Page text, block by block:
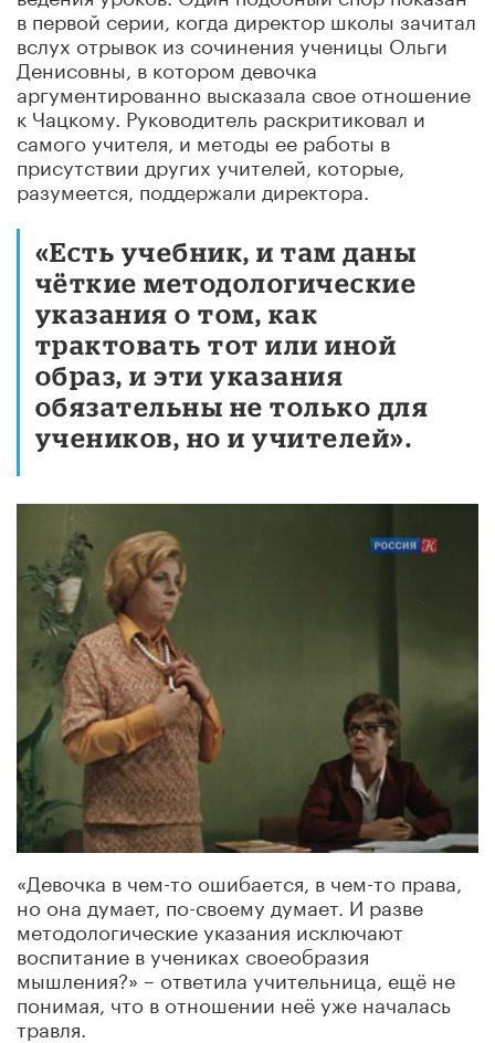
в первой серии, когда директор школы зачитал
вслух отрывок из сочинения ученицы Ольги
Денисовны, в котором девочка
аргументированно высказала свое отношение
к Чацкому. Руководитель раскритиковал и
самого учителя, и методы ее работы в
присутствии других учителей, которые,
разумеется, поддержали директора.
«Есть учебник, и там даны
чёткие методологические
указания о том, как
трактовать тот или иной
образ, и эти указания
обязательны не только для
учеников, но и учителей».
«Девочка в чем-то ошибается, в чем-то права,
но она думает, по-своему думает. И разве
методологические указания исключают
воспитание в учениках своеобразия
мышления?» – ответила учительница, ещё не
понимая, что в отношении неё уже началась
травля.